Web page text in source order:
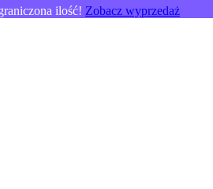
ilość! Zobacz wyprzedaż